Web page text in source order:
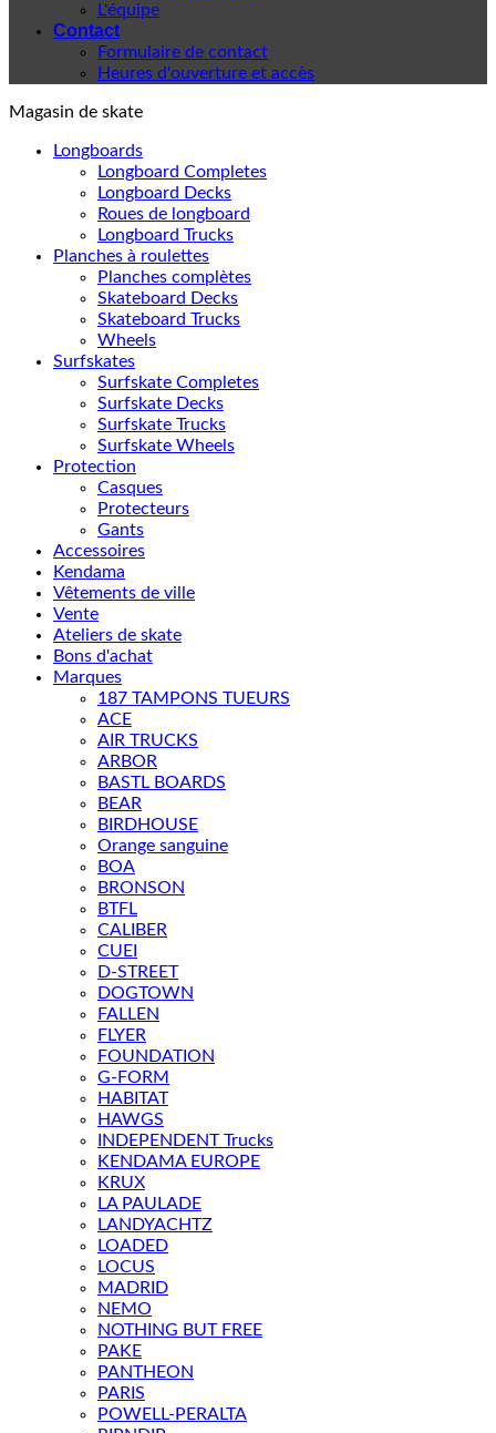
L'équipe
Contact
Formulaire de contact
Heures d'ouverture et accès
Magasin de skate
Longboards
Longboard Completes
Longboard Decks
Roues de longboard
Longboard Trucks
Planches à roulettes
Planches complètes
Skateboard Decks
Skateboard Trucks
Wheels
Surfskates
Surfskate Completes
Surfskate Decks
Surfskate Trucks
Surfskate Wheels
Protection
Casques
Protecteurs
Gants
Accessoires
Kendama
Vêtements de ville
Vente
Ateliers de skate
Bons d'achat
Marques
187 TAMPONS TUEURS
ACE
AIR TRUCKS
ARBOR
BASTL BOARDS
BEAR
BIRDHOUSE
Orange sanguine
BOA
BRONSON
BTFL
CALIBER
CUEI
D-STREET
DOGTOWN
FALLEN
FLYER
FOUNDATION
G-FORM
HABITAT
HAWGS
INDEPENDENT Trucks
KENDAMA EUROPE
KRUX
LA PAULADE
LANDYACHTZ
LOADED
LOCUS
MADRID
NEMO
NOTHING BUT FREE
PAKE
PANTHEON
PARIS
POWELL-PERALTA